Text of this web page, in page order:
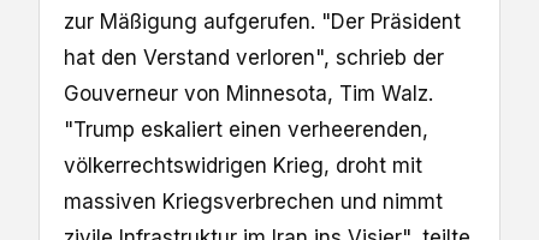
zur Mäßigung aufgerufen. "Der Präsident
hat den Verstand verloren", schrieb der
Gouverneur von Minnesota, Tim Walz.
"Trump eskaliert einen verheerenden,
völkerrechtswidrigen Krieg, droht mit
massiven Kriegsverbrechen und nimmt